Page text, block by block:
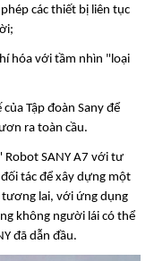
các thiết bị liên tục
hóa với tầm nhìn "loại
Tập đoàn Sany để
ra toàn cầu.
SANY A7 với tư
tác để xây dựng một
tương lai, với ứng dụng
không người lái có thể
đã dẫn đầu.